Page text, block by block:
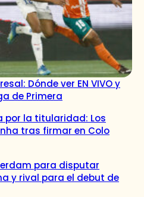
Dónde ver EN VIVO y
de Primera
por la titularidad: Los
tras firmar en Colo
para disputar
y rival para el debut de